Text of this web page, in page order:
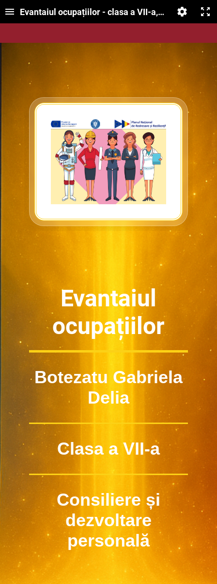
Evantaiul ocupațiilor - clasa a VII-a, consiliere și
Evantaiul
ocupațiilor
Botezatu Gabriela
Delia
Clasa a VII-a
Consiliere și
dezvoltare
personală